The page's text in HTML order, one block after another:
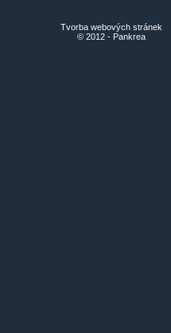
Tvorba webových stránek
© 2012 - Pankrea